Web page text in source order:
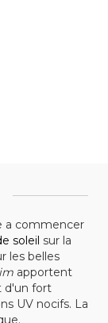
a commencer
soleil sur la
les belles
apportent
d'un fort
UV nocifs. La